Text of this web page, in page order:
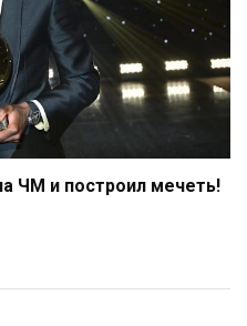
ЧМ и построил мечеть!